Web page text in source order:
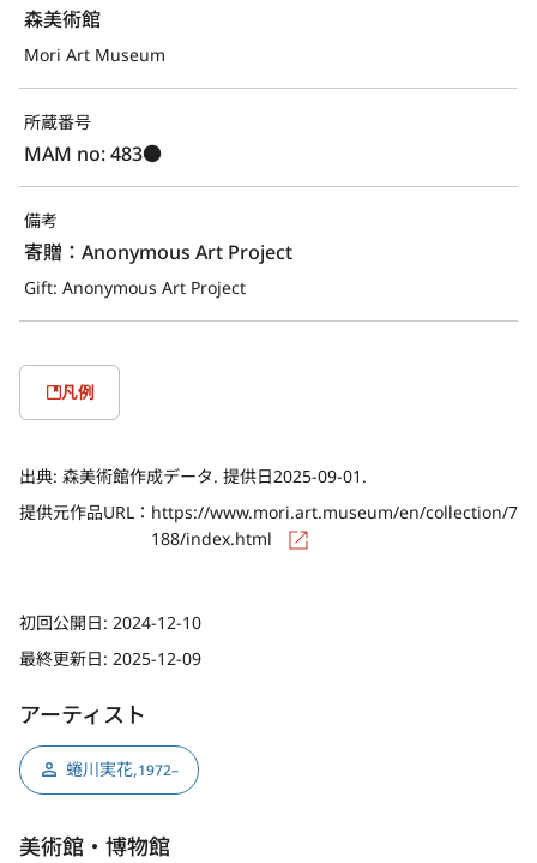
森美術館
Mori Art Museum
所蔵番号
MAM no: 483●
備考
寄贈：Anonymous Art Project
Gift: Anonymous Art Project
凡例
出典: 森美術館作成データ. 提供日2025-09-01.
提供元作品URL： https://www.mori.art.museum/en/collection/7
188/index.html
初回公開日: 2024-12-10
最終更新日: 2025-12-09
アーティスト
蜷川実花,1972–
美術館・博物館